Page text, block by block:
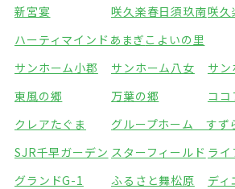
新宮宴
咲久楽春日須玖南咲久
ハーティマインドあまぎ こよいの里
サンホーム小郡
サンホーム八女
サン
東風の郷
万葉の郷
コ
クレアたぐま
グループホーム すず
SJR千早ガーデン スターフィールド ライ
グランドG-1
ふるさと舞松原
ディ